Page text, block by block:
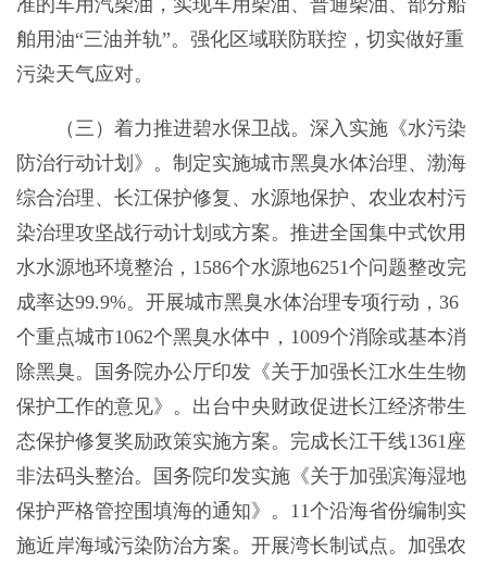
舶用油“三油并轨”。强化区域联防联控，切实做好重
污染天气应对。
（三）着力推进碧水保卫战。深入实施《水污染
防治行动计划》。制定实施城市黑臭水体治理、渤海
综合治理、长江保护修复、水源地保护、农业农村污
染治理攻坚战行动计划或方案。推进全国集中式饮用
水水源地环境整治，1586个水源地6251个问题整改完
成率达99.9%。开展城市黑臭水体治理专项行动，36
个重点城市1062个黑臭水体中，1009个消除或基本消
除黑臭。国务院办公厅印发《关于加强长江水生生物
保护工作的意见》。出台中央财政促进长江经济带生
态保护修复奖励政策实施方案。完成长江干线1361座
非法码头整治。国务院印发实施《关于加强滨海湿地
保护严格管控围填海的通知》。11个沿海省份编制实
施近岸海域污染防治方案。开展湾长制试点。加强农